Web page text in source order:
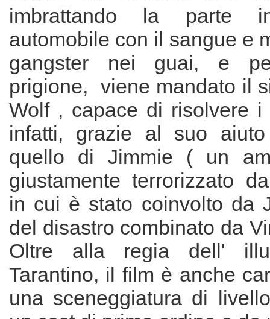
imbrattando la parte
automobile con il sangue e
gangster nei guai, e
prigione, viene mandato il
Wolf , capace di risolvere
infatti, grazie al suo
quello di Jimmie ( un
giustamente terrorizzato
in cui è stato coinvolto da
del disastro combinato da
Oltre alla regia dell'
Tarantino, il film è anche
una sceneggiatura di